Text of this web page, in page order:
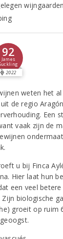
wijngaarden
92
James
2022
weten het
de regio
Een
vaak zijn de
u bij Finca
Hier laat hun
een veel
biologische
groeit op ruim